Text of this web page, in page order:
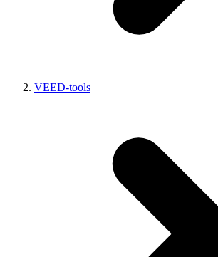
VEED-tools